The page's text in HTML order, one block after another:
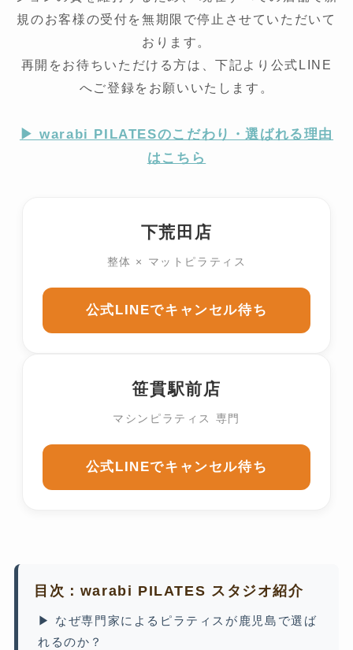
規のお客様の受付を無期限で停止させていただいて
おります。
再開をお待ちいただける方は、下記より公式LINE
へご登録をお願いいたします。
▶︎ warabi PILATESのこだわり・選ばれる理由
はこちら
下荒田店
整体 × マットピラティス
公式LINEでキャンセル待ち
笹貫駅前店
マシンピラティス 専門
公式LINEでキャンセル待ち
目次：warabi PILATES スタジオ紹介
▶ なぜ専門家によるピラティスが鹿児島で選ば
れるのか？